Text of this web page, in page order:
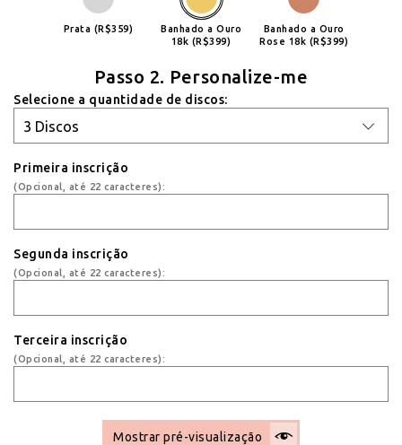
Prata (R$359)
Banhado a Ouro
18k (R$399)
Banhado a Ouro
Rose 18k (R$399)
Passo 2. Personalize-me
Selecione a quantidade de discos:
Primeira inscrição
(Opcional, até 22 caracteres):
Segunda inscrição
(Opcional, até 22 caracteres):
Terceira inscrição
(Opcional, até 22 caracteres):
Mostrar pré-visualização